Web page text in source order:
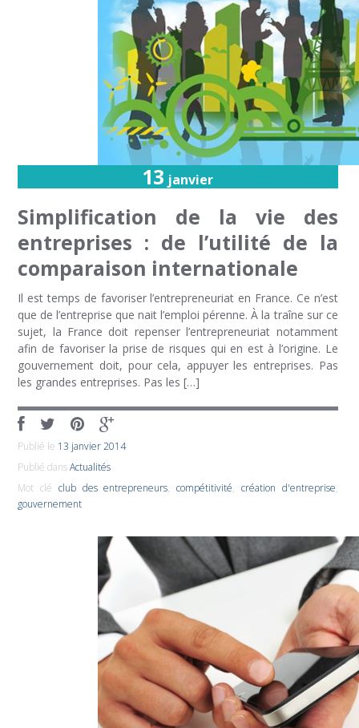
13 janvier
Simplification de la vie des
entreprises : de l’utilité de la
comparaison internationale
Il est temps de favoriser l’entrepreneuriat en France. Ce n’est
que de l’entreprise que nait l’emploi pérenne. À la traîne sur ce
sujet, la France doit repenser l’entrepreneuriat notamment
afin de favoriser la prise de risques qui en est à l’origine. Le
gouvernement doit, pour cela, appuyer les entreprises. Pas
les grandes entreprises. Pas les […]
Publié le 13 janvier 2014
Publié dansActualités
Mot clé club des entrepreneurs,compétitivité, création d'entreprise,
gouvernement